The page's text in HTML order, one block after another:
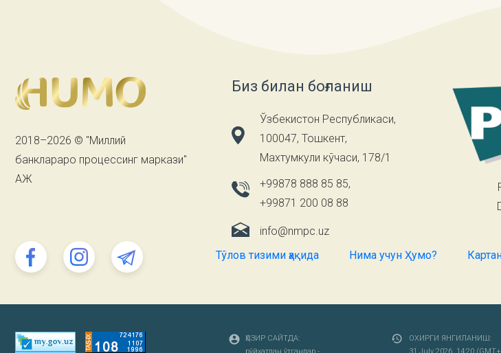
2018–2026 © "Миллий
банклараро процессинг маркази"
АЖ
Биз билан боғланиш
Ўзбекистон Республикаси,
100047, Тошкент,
Махтумкули кўчаси, 178/1
+99878 888 85 85,
+99871 200 08 88
info@nmpc.uz
Тўлов тизими ҳақида Нима учун Ҳумо?
ҲОЗИР САЙТДА:
ОХИРГИ ЯНГИЛАНИШ: